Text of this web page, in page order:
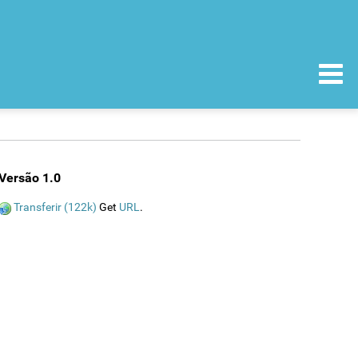
1.0
Transferir (122k) Get URL.